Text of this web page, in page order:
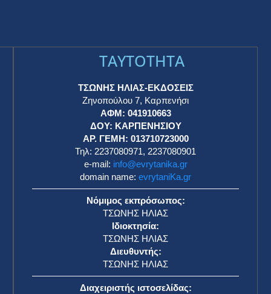
TAYTOTHTA
ΤΣΩΝΗΣ ΗΛΙΑΣ-ΕΚΔΟΣΕΙΣ
Ζηνοπούλου 7, Καρπενήσι
ΑΦΜ: 041910663
ΔΟΥ: ΚΑΡΠΕΝΗΣΙΟΥ
ΑΡ. ΓΕΜΗ: 013710723000
Τηλ: 2237080971, 2237080901
e-mail: info@evrytanika.gr
domain name: evrytaniKa.gr
Νόμιμος εκπρόσωπος:
ΤΣΩΝΗΣ ΗΛΙΑΣ
Ιδιοκτησία:
ΤΣΩΝΗΣ ΗΛΙΑΣ
Διευθυντής:
ΤΣΩΝΗΣ ΗΛΙΑΣ
Διαχειριστής ιστοσελίδας: